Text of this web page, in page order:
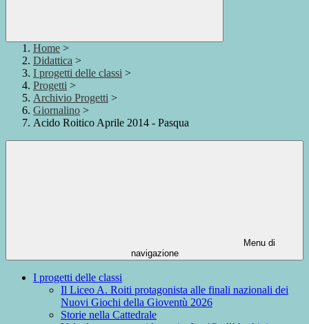
Home >
Didattica >
I progetti delle classi >
Progetti >
Archivio Progetti >
Giornalino >
Acido Roitico Aprile 2014 - Pasqua
Menu di
navigazione
I progetti delle classi
Il Liceo A. Roiti protagonista alle finali nazionali dei
Nuovi Giochi della Gioventù 2026
Storie nella Cattedrale